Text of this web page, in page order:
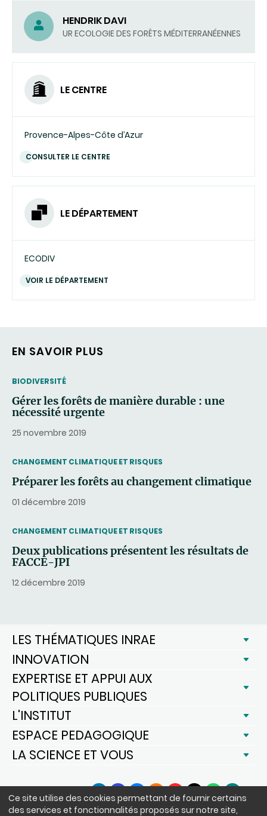
Ce site utilise des cookies permettant de fournir certains
des services et fonctionnalités proposés sur notre site,
HENDRIK DAVI
UR ECOLOGIE DES FORÊTS MÉDITERRANÉENNES
LE CENTRE
Provence-Alpes-Côte d’Azur
CONSULTER LE CENTRE
LE DÉPARTEMENT
ECODIV
VOIR LE DÉPARTEMENT
EN SAVOIR PLUS
THEMATIC
BIODIVERSITÉ
Gérer les forêts de manière durable : une
nécessité urgente
25 novembre 2019
THEMATIC
CHANGEMENT CLIMATIQUE ET RISQUES
Préparer les forêts au changement climatique
01 décembre 2019
THEMATIC
CHANGEMENT CLIMATIQUE ET RISQUES
Deux publications présentent les résultats de
FACCE-JPI
12 décembre 2019
LES THÉMATIQUES INRAE
INNOVATION
EXPERTISE ET APPUI AUX
POLITIQUES PUBLIQUES
L'INSTITUT
ESPACE PEDAGOGIQUE
LA SCIENCE ET VOUS
SUIVEZ-NOUS
LinkedInFacebook
BlueSkyInstagram
YouTube
X WhatsAppPodcasts